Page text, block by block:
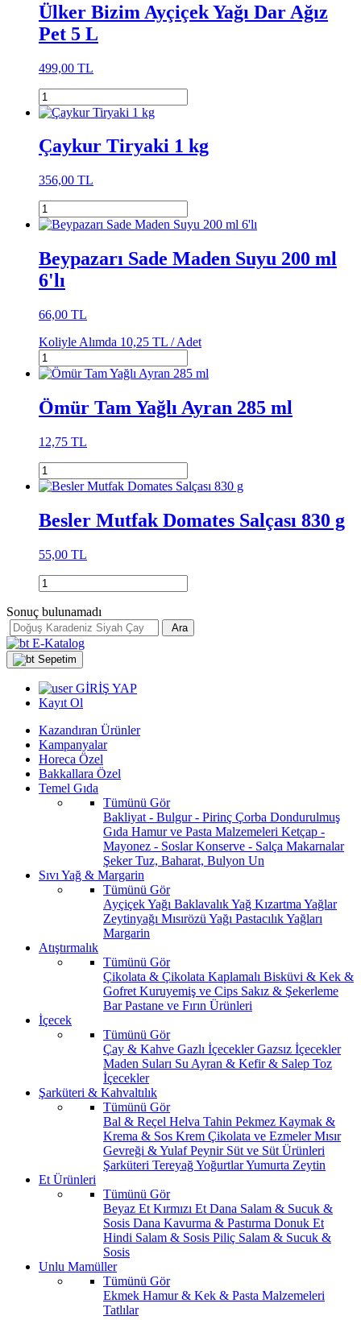
Ülker Bizim Ayçiçek Yağı Dar Ağız
Pet 5 L
499,00 TL
Çaykur Tiryaki 1 kg
356,00 TL
Beypazarı Sade Maden Suyu 200 ml
6'lı
66,00 TL
Koliyle Alımda 10,25 TL /Adet
Ömür Tam Yağlı Ayran 285 ml
12,75 TL
Besler Mutfak Domates Salçası 830 g
55,00 TL
Sonuç bulunamadı
Ara
E-Katalog
Sepetim
GİRİŞ YAP
Kayıt Ol
Kazandıran Ürünler
Kampanyalar
Horeca Özel
Bakkallara Özel
Temel Gıda
Tümünü Gör
Bakliyat - Bulgur - Pirinç Çorba Dondurulmuş
Gıda Hamur ve Pasta Malzemeleri Ketçap -
Mayonez - SoslarKonserve - Salça Makarnalar
ŞekerTuz, Baharat, Bulyon Un
Sıvı Yağ & Margarin
Tümünü Gör
Ayçiçek Yağı Baklavalık Yağ Kızartma Yağlar
Zeytinyağı Mısırözü Yağı Pastacılık Yağları
Margarin
Atıştırmalık
Tümünü Gör
Çikolata & Çikolata Kaplamalı Bisküvi & Kek &
Gofret Kuruyemiş ve Cips Sakız & Şekerleme
BarPastane ve Fırın Ürünleri
İçecek
Tümünü Gör
Çay & Kahve Gazlı İçeceklerGazsız İçecekler
Maden Suları Su Ayran & Kefir & Salep Toz
İçecekler
Şarküteri & Kahvaltılık
Tümünü Gör
Bal & Reçel Helva Tahin Pekmez Kaymak &
Krema & Sos Krem Çikolata ve EzmelerMısır
Gevreği & YulafPeynir Süt ve Süt Ürünleri
Şarküteri TereyağYoğurtlarYumurta Zeytin
Et Ürünleri
Tümünü Gör
Beyaz Et Kırmızı Et Dana Salam & Sucuk &
Sosis Dana Kavurma & Pastırma Donuk Et
Hindi Salam & Sosis Piliç Salam & Sucuk &
Sosis
Unlu Mamüller
Tümünü Gör
Ekmek Hamur & Kek & Pasta Malzemeleri
Tatlılar